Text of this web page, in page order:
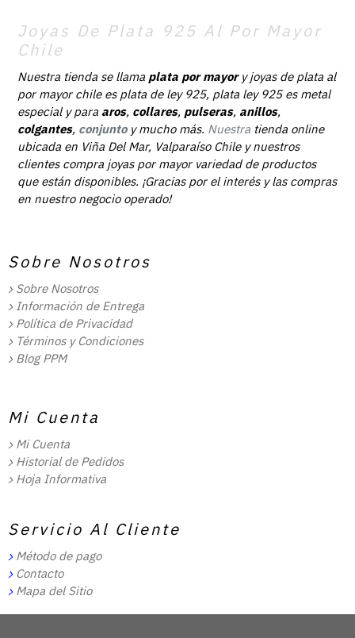
Joyas De Plata 925 Al Por Mayor
Chile
Nuestra tienda se llama plata por mayory joyas de plata al
por mayor chile es plata de ley 925, plata ley 925 es metal
especial y para aros, collares, pulseras, anillos,
colgantes, conjunto y mucho más. Nuestra tienda online
ubicada en Viña Del Mar, Valparaíso Chile y nuestros
clientes compra joyas por mayor variedad de productos
que están disponibles. ¡Gracias por el interés y las compras
en nuestro negocio operado!
Sobre Nosotros
Sobre Nosotros
Información de Entrega
Política de Privacidad
Términos y Condiciones
Blog PPM
Mi Cuenta
Mi Cuenta
Historial de Pedidos
Hoja Informativa
Servicio Al Cliente
Método de pago
Contacto
Mapa del Sitio